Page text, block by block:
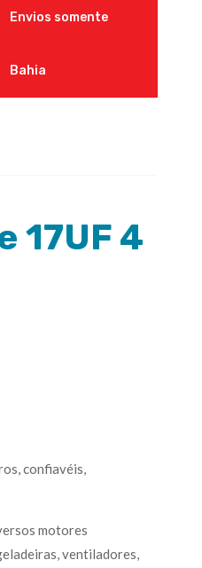
Envios somente
Bahia
17UF 4
confiavéis,
motores
ventiladores,